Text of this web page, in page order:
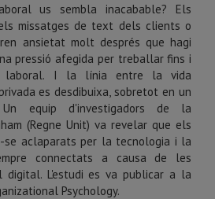
us sembla inacabable? Els
missatges de text dels clients o
ansietat molt després que hagi
pressió afegida per treballar fins i
I la línia entre la vida
es desdibuixa, sobretot en un
Un equip d'investigadors de la
(Regne Unit) va revelar que els
se aclaparats per la tecnologia i la
connectats a causa de les
digital. L'estudi es va publicar a la
Psychology.